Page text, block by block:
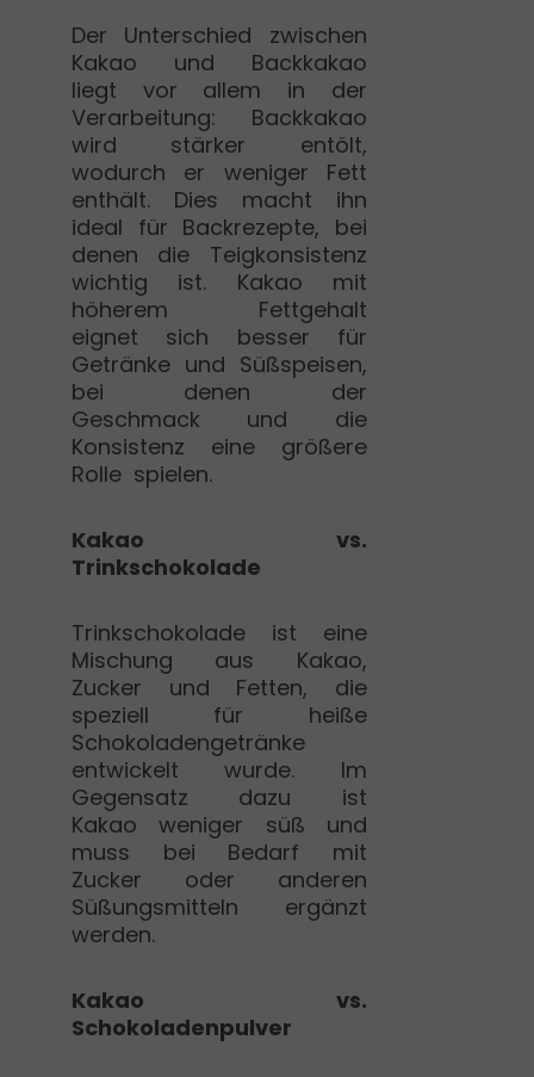
Der Unterschied zwischen
Kakao und Backkakao
liegt vor allem in der
Verarbeitung: Backkakao
wird stärker entölt,
wodurch er weniger Fett
enthält. Dies macht ihn
ideal für Backrezepte, bei
denen die Teigkonsistenz
wichtig ist. Kakao mit
höherem Fettgehalt
eignet sich besser für
Getränke und Süßspeisen,
bei denen der
Geschmack und die
Konsistenz eine größere
Rolle spielen.
Kakao vs.
Trinkschokolade
Trinkschokolade ist eine
Mischung aus Kakao,
Zucker und Fetten, die
speziell für heiße
Schokoladengetränke
entwickelt wurde. Im
Gegensatz dazu ist
Kakao weniger süß und
muss bei Bedarf mit
Zucker oder anderen
Süßungsmitteln ergänzt
werden.
Kakao vs.
Schokoladenpulver